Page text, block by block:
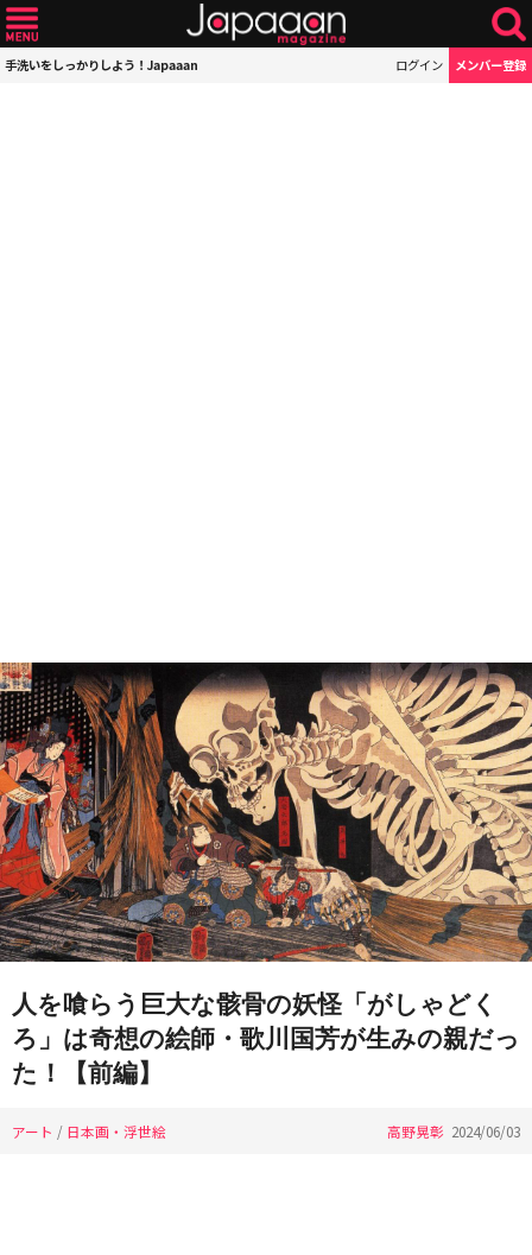
手洗いをしっかりしよう！Japaaan ログイン メンバー登録
人を喰らう巨大な骸骨の妖怪「がしゃどく
ろ」は奇想の絵師・歌川国芳が生みの親だっ
た！【前編】
アート / 日本画・浮世絵 高野晃彰 2024/06/03